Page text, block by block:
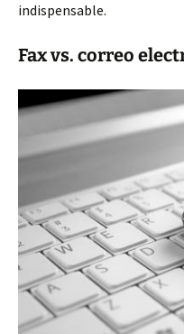
indispensable.
Fax vs. correo